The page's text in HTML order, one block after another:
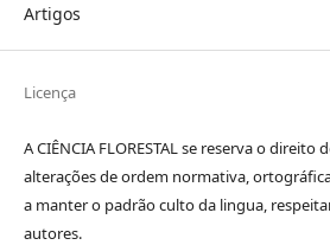
Artigos
Licença
A CIÊNCIA FLORESTAL se reserva o direito
alterações de ordem normativa,
a manter o padrão culto da lingua,
autores.